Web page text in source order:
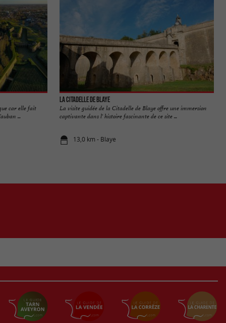
car elle fait
...
La Citadelle de Blaye
La visite guidée de la Citadelle de Blaye offre une immersion
captivante dans l' histoire fascinante de ce site ...
13,0 km - Blaye